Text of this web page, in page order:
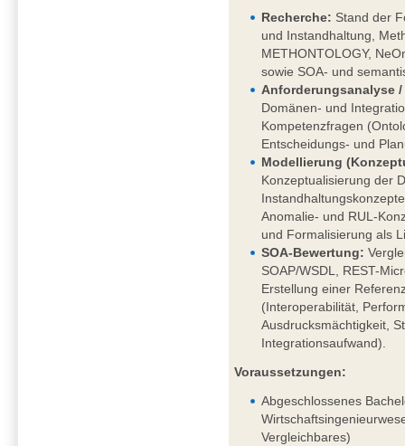
Recherche: Stand der
und Instandhaltung,
METHONTOLOGY,
sowie SOA- und
Anforderungsanalyse
Domänen- und
Kompetenzfragen
Entscheidungs- und
Modellierung
Konzeptualisierung der
Anomalie- und RUL-
und Formalisierung als
SOA-Bewertung:
SOAP/WSDL, REST-
Erstellung einer
(Interoperabilität,
Ausdrucksmächtigkeit,
Integrationsaufwand).
Voraussetzungen:
Abgeschlossenes
Vergleichbares)